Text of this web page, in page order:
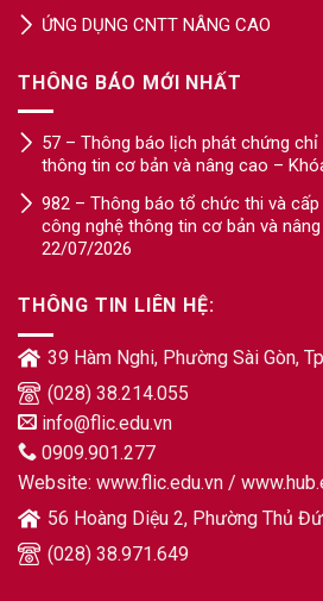
ỨNG DỤNG CNTT NÂNG CAO
THÔNG BÁO MỚI NHẤT
57 – Thông báo lịch phát chứng chỉ
thông tin cơ bản và nâng cao –
982 – Thông báo tổ chức thi và
công nghệ thông tin cơ bản và
22/07/2026
THÔNG TIN LIÊN HỆ:
39 Hàm Nghi, Phường Sài Gòn,
(028) 38.214.055
info@flic.edu.vn
0909.901.277
Website: www.flic.edu.vn /
56 Hoàng Diệu 2, Phường Thủ
(028) 38.971.649